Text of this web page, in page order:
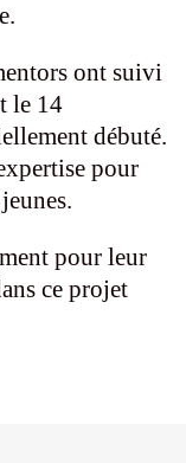
ont suivi
le 14
débuté.
pour
pour leur
ce projet